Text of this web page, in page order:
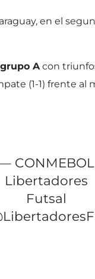
en el
A con
(1-1) frente al
CONMEBOL
Libertadores
Futsal